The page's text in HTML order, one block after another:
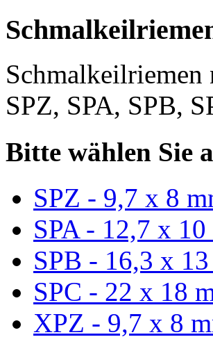
SPZ, SPA, SPB,
Bitte wählen Sie
SPZ - 9,7 x 8
SPA - 12,7 x 10
SPB - 16,3 x
SPC - 22 x 18
XPZ - 9,7 x 8